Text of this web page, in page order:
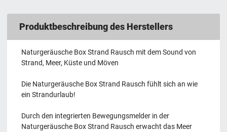
Produktbeschreibung des Herstellers
Naturgeräusche Box Strand Rausch mit dem Sound von
Strand, Meer, Küste und Möven
Die Naturgeräusche Box Strand Rausch fühlt sich an wie
ein Strandurlaub!
Durch den integrierten Bewegungsmelder in der
Naturgeräusche Box Strand Rausch erwacht das Meer